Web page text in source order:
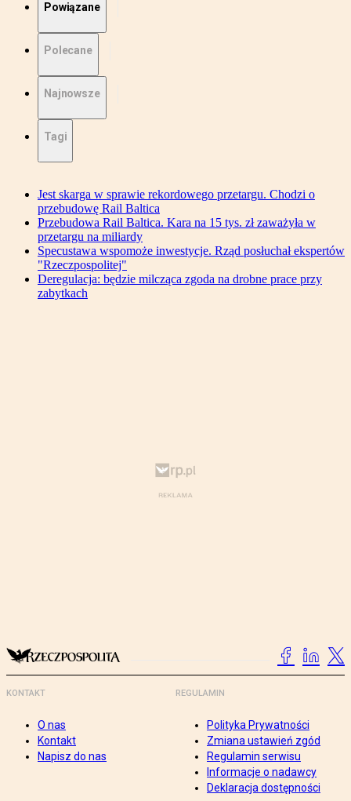
Powiązane
Polecane
Najnowsze
Tagi
Jest skarga w sprawie rekordowego przetargu. Chodzi o
przebudowę Rail Baltica
Przebudowa Rail Baltica. Kara na 15 tys. zł zaważyła w
przetargu na miliardy
Specustawa wspomoże inwestycje. Rząd posłuchał ekspertów
"Rzeczpospolitej"
Deregulacja: będzie milcząca zgoda na drobne prace przy
zabytkach
KONTAKT
O nas
Kontakt
Napisz do nas
REGULAMIN
Polityka Prywatności
Zmiana ustawień zgód
Regulamin serwisu
Informacje o nadawcy
Deklaracja dostępności